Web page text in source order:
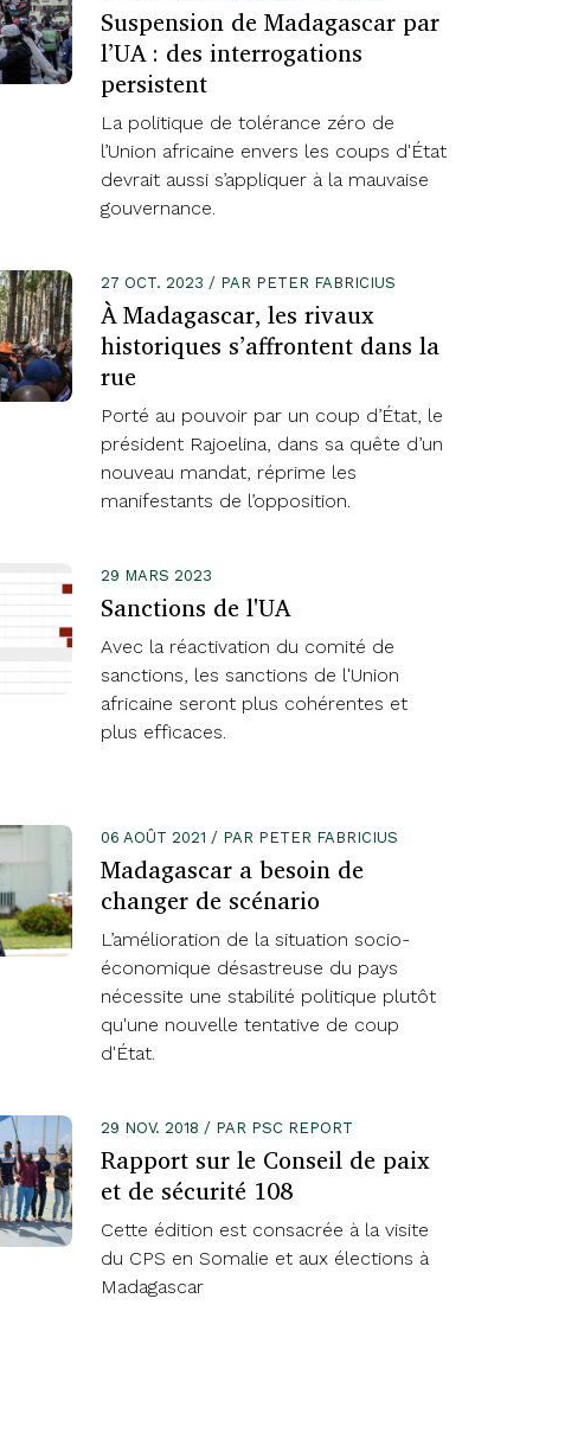
Suspension de Madagascar par
l’UA : des interrogations
persistent
La politique de tolérance zéro de
l’Union africaine envers les coups d'État
devrait aussi s’appliquer à la mauvaise
gouvernance.
27 OCT. 2023 / PAR PETER FABRICIUS
À Madagascar, les rivaux
historiques s’affrontent dans la
rue
Porté au pouvoir par un coup d’État, le
président Rajoelina, dans sa quête d’un
nouveau mandat, réprime les
manifestants de l’opposition.
29 MARS 2023
Sanctions de l'UA
Avec la réactivation du comité de
sanctions, les sanctions de l'Union
africaine seront plus cohérentes et
plus efficaces.
06 AOÛT 2021 / PAR PETER FABRICIUS
Madagascar a besoin de
changer de scénario
L’amélioration de la situation socio-
économique désastreuse du pays
nécessite une stabilité politique plutôt
qu'une nouvelle tentative de coup
d'État.
29 NOV. 2018 / PAR PSC REPORT
Rapport sur le Conseil de paix
et de sécurité 108
Cette édition est consacrée à la visite
du CPS en Somalie et aux élections à
Madagascar